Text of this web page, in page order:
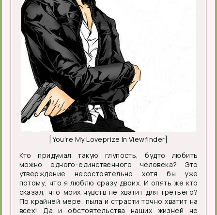
[You're My Loveprize In Viewfinder]
Кто придумал такую глупость, будто любить
можно одного-единственного человека? Это
утверждение несостоятельно хотя бы уже
потому, что я люблю сразу двоих. И опять же кто
сказал, что моих чувств не хватит для третьего?
По крайней мере, пыла и страсти точно хватит на
всех! Да и обстоятельства наших жизней не